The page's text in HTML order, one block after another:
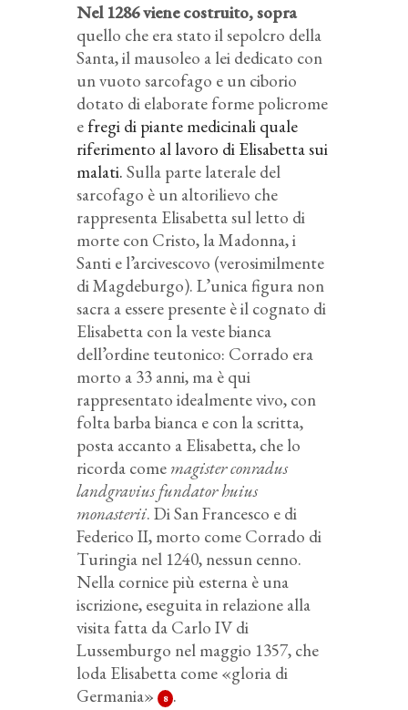
Nel 1286 viene costruito, sopra
quello che era stato il sepolcro della
Santa, il mausoleo a lei dedicato con
un vuoto sarcofago e un ciborio
dotato di elaborate forme policrome
e fregi di piante medicinali quale
riferimento al lavoro di Elisabetta sui
malati. Sulla parte laterale del
sarcofago è un altorilievo che
rappresenta Elisabetta sul letto di
morte con Cristo, la Madonna, i
Santi e l’arcivescovo (verosimilmente
di Magdeburgo). L’unica figura non
sacra a essere presente è il cognato di
Elisabetta con la veste bianca
dell’ordine teutonico: Corrado era
morto a 33 anni, ma è qui
rappresentato idealmente vivo, con
folta barba bianca e con la scritta,
posta accanto a Elisabetta, che lo
ricorda come magister conradus
landgravius fundator huius
monasterii. Di San Francesco e di
Federico II, morto come Corrado di
Turingia nel 1240, nessun cenno.
Nella cornice più esterna è una
iscrizione, eseguita in relazione alla
visita fatta da Carlo IV di
Lussemburgo nel maggio 1357, che
loda Elisabetta come «gloria di
Germania»
8 .